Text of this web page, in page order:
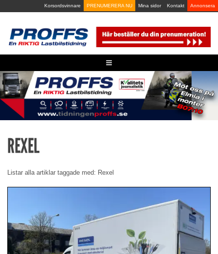
to
Korsordsvinnare PRENUMERERA NU Mina sidor Kontakt Annonsera
≡
REXEL
Listar alla artiklar taggade med: Rexel